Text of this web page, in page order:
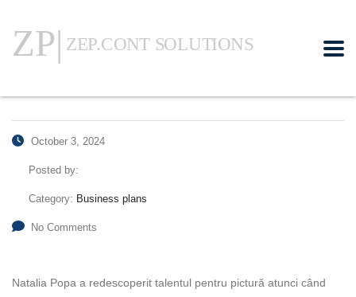
October 3, 2024
Posted by:
Category: Business plans
No Comments
Natalia Popa a redescoperit talentul pentru pictură atunci când